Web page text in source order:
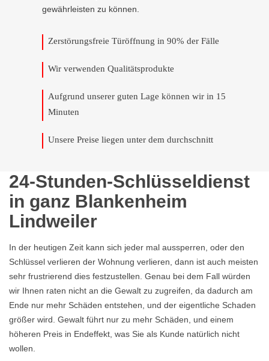
gewährleisten zu können.
Zerstörungsfreie Türöffnung in 90% der Fälle
Wir verwenden Qualitätsprodukte
Aufgrund unserer guten Lage können wir in 15
Minuten
Unsere Preise liegen unter dem durchschnitt
24-Stunden-Schlüsseldienst
in ganz Blankenheim
Lindweiler
In der heutigen Zeit kann sich jeder mal aussperren, oder den
Schlüssel verlieren der Wohnung verlieren, dann ist auch meisten
sehr frustrierend dies festzustellen. Genau bei dem Fall würden
wir Ihnen raten nicht an die Gewalt zu zugreifen, da dadurch am
Ende nur mehr Schäden entstehen, und der eigentliche Schaden
größer wird. Gewalt führt nur zu mehr Schäden, und einem
höheren Preis in Endeffekt, was Sie als Kunde natürlich nicht
wollen.